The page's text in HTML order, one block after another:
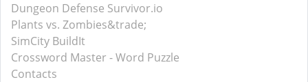
Dungeon Defense Survivor.io
Plants vs. Zombies&trade;
SimCity BuildIt
Crossword Master - Word Puzzle
Contacts